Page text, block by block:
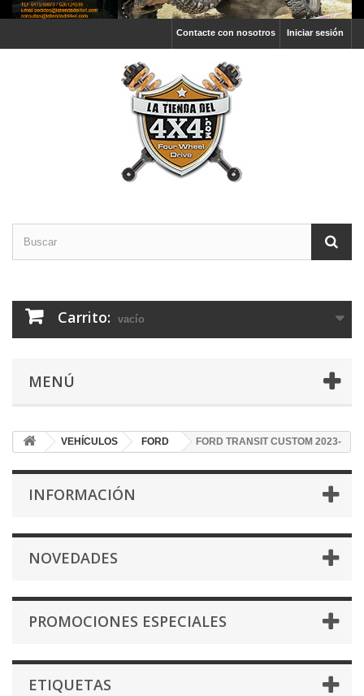
Iniciar sesión
Contacte con nosotros
Carrito: vacío
MENÚ
VEHÍCULOS FORD FORD TRANSIT CUSTOM 2023-
INFORMACIÓN
NOVEDADES
PROMOCIONES ESPECIALES
ETIQUETAS